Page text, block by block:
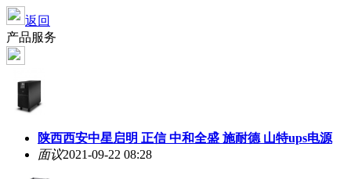
返回
产品服务
陕西西安中星启明 正信 中和全盛 施耐德 山特ups电源
面议2021-09-22 08:28